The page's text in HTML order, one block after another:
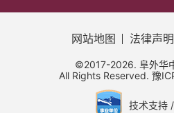
网站地图 法律声明
©2017-2026. 阜外华
All Rights Reserved. 豫
技术支持